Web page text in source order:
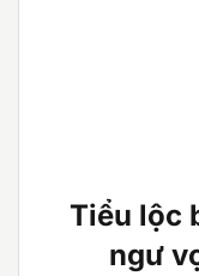
Tiểu lộc
ngư